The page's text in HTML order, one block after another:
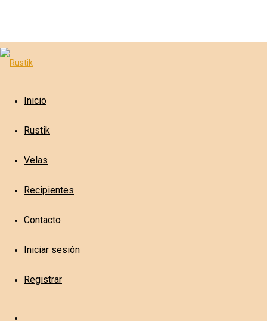
Inicio
Rustik
Velas
Recipientes
Contacto
Iniciar sesión
Registrar